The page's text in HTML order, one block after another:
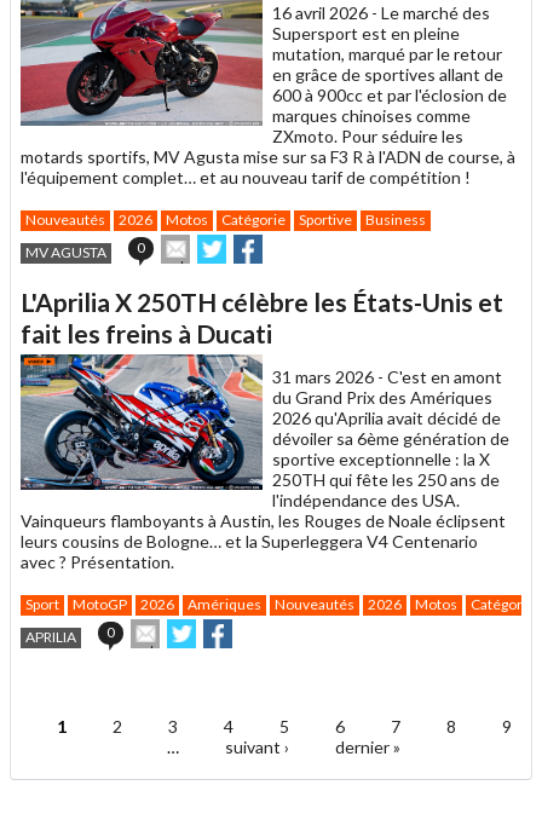
16 avril 2026 - Le marché des
Supersport est en pleine
mutation, marqué par le retour
en grâce de sportives allant de
600 à 900cc et par l'éclosion de
marques chinoises comme
ZXmoto. Pour séduire les
motards sportifs, MV Agusta mise sur sa F3 R à l'ADN de course, à
l'équipement complet… et au nouveau tarif de compétition !
Nouveautés 2026 Motos Catégorie Sportive
Business
MV AGUSTA
0
Envoyer
cet
à
un
ami
Partager
sur sur
L'Aprilia X 250TH célèbre les États-Unis et
fait les freins à Ducati
31 mars 2026 - C'est en amont
du Grand Prix des Amériques
2026 qu'Aprilia avait décidé de
dévoiler sa 6ème génération de
sportive exceptionnelle : la X
250TH qui fête les 250 ans de
l'indépendance des USA.
Vainqueurs flamboyants à Austin, les Rouges de Noale éclipsent
leurs cousins de Bologne… et la Superleggera V4 Centenario
avec ? Présentation.
Sport MotoGP 2026 Amériques Nouveautés 2026 Motos
Catégorie
APRILIA
0
Envoyer
cet
Partager
sur sur
Pages
1 2 3 4 5 6 7 8
9
…
suivant › dernier »